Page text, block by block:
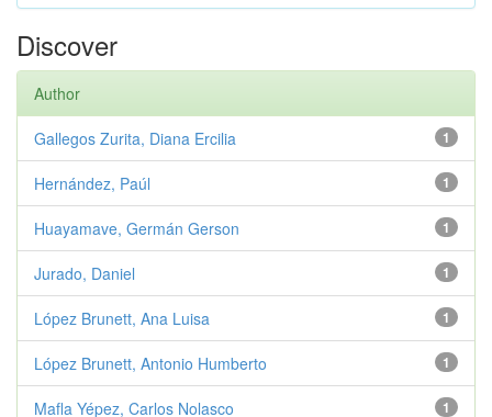
Discover
Author
1
Gallegos Zurita, Diana Ercilia
1
Hernández, Paúl
1
Huayamave, Germán Gerson
1
Jurado, Daniel
1
López Brunett, Ana Luisa
1
López Brunett, Antonio Humberto
1
Mafla Yépez, Carlos Nolasco